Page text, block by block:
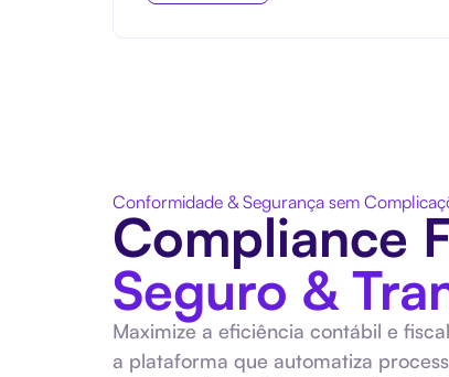
Conformidade & Segurança sem
Compliance
Seguro &
Maximize a eficiência contábil e
a plataforma que automatiza